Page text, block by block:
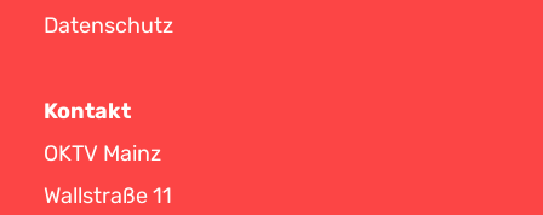
Datenschutz
Kontakt
OKTV Mainz
Wallstraße 11